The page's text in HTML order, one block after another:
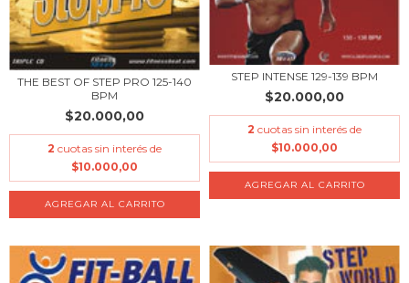
THE BEST OF STEP PRO 125-140
BPM
$20.000,00
2 cuotas sin interés de
$10.000,00
STEP INTENSE 129-139 BPM
$20.000,00
2 cuotas sin interés de
$10.000,00